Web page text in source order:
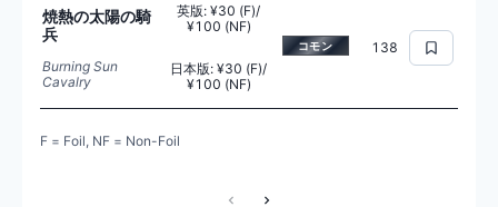
焼熱の太陽の騎
兵
Burning Sun
Cavalry
英版: ¥30 (F)/
¥100 (NF)
日本版: ¥30 (F)/
¥100 (NF)
コモン 138
F = Foil, NF = Non-Foil